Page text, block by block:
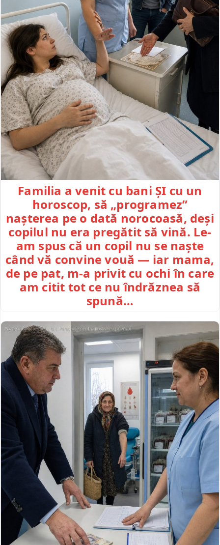
Familia a venit cu bani ȘI cu un
horoscop, să „programez”
nașterea pe o dată norocoasă, deși
copilul nu era pregătit să vină. Le-
am spus că un copil nu se naște
când vă convine vouă — iar mama,
de pe pat, m-a privit cu ochi în care
am citit tot ce nu îndrăznea să
spună…